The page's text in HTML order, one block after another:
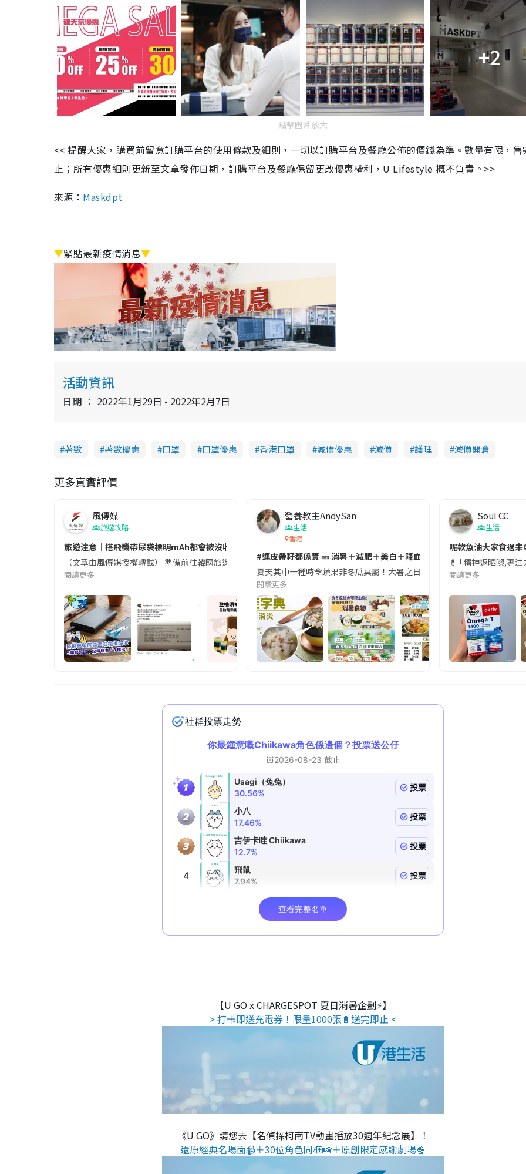
+2
點擊圖片放大
<< 提醒大家，購買前留意訂購平台的使用條款及細則，一切以訂購平台及餐廳公佈的價錢為準。數量有限，售
止；所有優惠細則更新至文章發佈日期，訂購平台及餐廳保留更改優惠權利，U Lifestyle 概不負責。>>
來源： Maskdpt
▼緊貼最新疫情消息▼
活動資訊
日期 2022年1月29日 - 2022年2月7日
著數 著數優惠 口罩 口罩優惠 香港口罩 減價優惠 減價 護理 減價開倉
更多真實評價
風傳媒
旅遊攻略
旅遊注意｜搭飛機帶尿袋標明mAh都會被沒收😱出發前切記檢查「1標示」🚨
（文章由風傳媒授權轉載） 準備前往韓國旅遊的民眾，近期要特別留意隨身行李中的行動電源。一名旅客日前在機場安檢
閱讀更多
營養教主AndySan
生活
香港
#連皮帶籽都係寶 🥒 消暑＋減肥＋美白＋降血脂
夏天其中一種時令蔬果非冬瓜莫屬！大暑之日，點都要飲碗冬瓜湯消暑
閱讀更多
Soul CC
生活
呢款魚油大家食過未
💊 ｢精神返晒嚟,專
閱讀更多
【U GO x CHARGESPOT 夏日消暑企劃⚡】
> 打卡即送充電券！限量1000張🔋送完即止 <
《U GO》請您去【名偵探柯南TV動畫播放30週年紀念展】！
還原經典名場面📹＋30位角色同框📸＋原創限定感謝劇場🍿